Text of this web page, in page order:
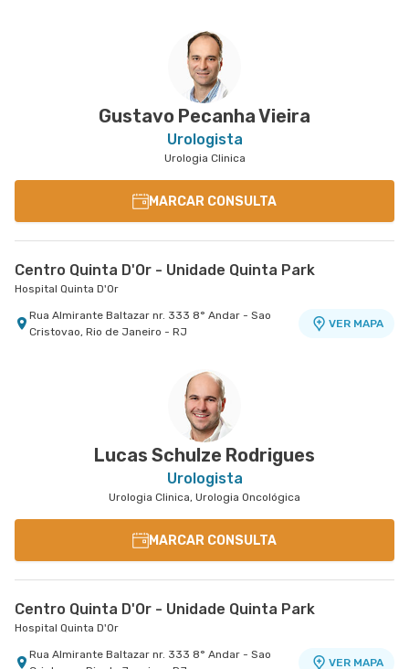
Avenida Perimetral Marechal Floriano nr. 95 1º
Andar - Jardim Vinte e Cinco de Agosto, Duque
de Caxias - RJGustavo Pecanha Vieira
Urologista
Urologia Clinica
MARCAR CONSULTA
Centro Quinta D'Or - Unidade Quinta Park
Hospital Quinta D'Or
Rua Almirante Baltazar nr. 333 8° Andar - Sao
Cristovao, Rio de Janeiro - RJ
VER MAPA
Lucas Schulze Rodrigues
Urologista
Urologia Clinica, Urologia Oncológica
MARCAR CONSULTA
Centro Quinta D'Or - Unidade Quinta Park
Hospital Quinta D'Or
Rua Almirante Baltazar nr. 333 8° Andar - Sao
VER MAPA